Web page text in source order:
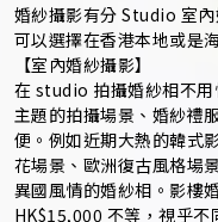
婚紗攝影有分 Studio 室
可以選擇在香港本地或是
【室內婚紗攝影】
在 studio 拍攝婚紗相不用
主題的拍攝場景、婚紗禮
便。例如近期大熱的韓式
花場景、歐洲復古風格場
異國風情的婚紗相。影樓
HK$15,000 不等，視乎